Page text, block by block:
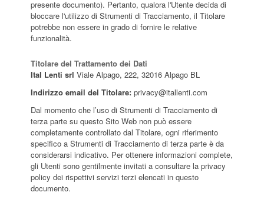
presente documento). Pertanto, qualora l'Utente decida di
bloccare l'utilizzo di Strumenti di Tracciamento, il Titolare
potrebbe non essere in grado di fornire le relative
funzionalità.
Titolare del Trattamento dei Dati
Ital Lenti srl Viale Alpago, 222, 32016 Alpago BL
Indirizzo email del Titolare: privacy@itallenti.com
Dal momento che l’uso di Strumenti di Tracciamento di
terza parte su questo Sito Web non può essere
completamente controllato dal Titolare, ogni riferimento
specifico a Strumenti di Tracciamento di terza parte è da
considerarsi indicativo. Per ottenere informazioni complete,
gli Utenti sono gentilmente invitati a consultare la privacy
policy dei rispettivi servizi terzi elencati in questo
documento.